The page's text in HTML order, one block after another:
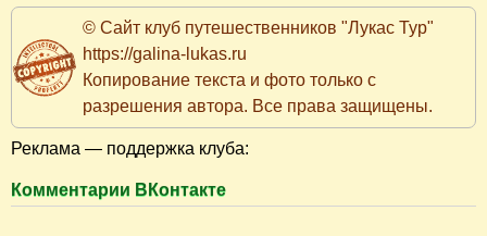
© Сайт клуб путешественников "Лукас Тур"
https://galina-lukas.ru
Копирование текста и фото только с
разрешения автора. Все права защищены.
Реклама — поддержка клуба:
Комментарии ВКонтакте